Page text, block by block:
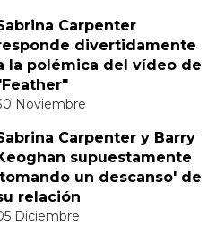
Carpenter
divertidamente
la polémica del vídeo de
Noviembre
Carpenter y Barry
supuestamente
un descanso' de
relación
Diciembre